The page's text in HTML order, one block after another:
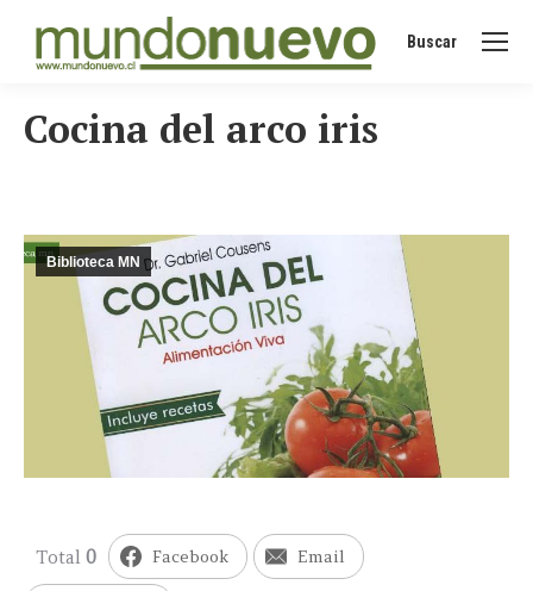
Buscar:
Buscar
Cocina del arco iris
Biblioteca MN
Total 0 Facebook Email